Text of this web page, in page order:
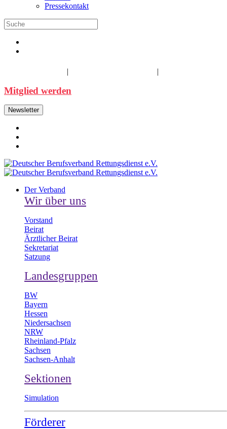
Pressekontakt
| |
Mitglied werden
Newsletter
Der Verband
Wir über uns
Vorstand
Beirat
Ärztlicher Beirat
Sekretariat
Satzung
Landesgruppen
BW
Bayern
Hessen
Niedersachsen
NRW
Rheinland-Pfalz
Sachsen
Sachsen-Anhalt
Sektionen
Simulation
Förderer